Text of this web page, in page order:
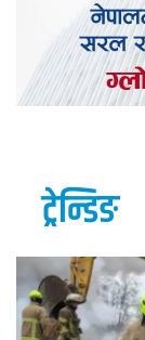
ट्रेन्डिङ